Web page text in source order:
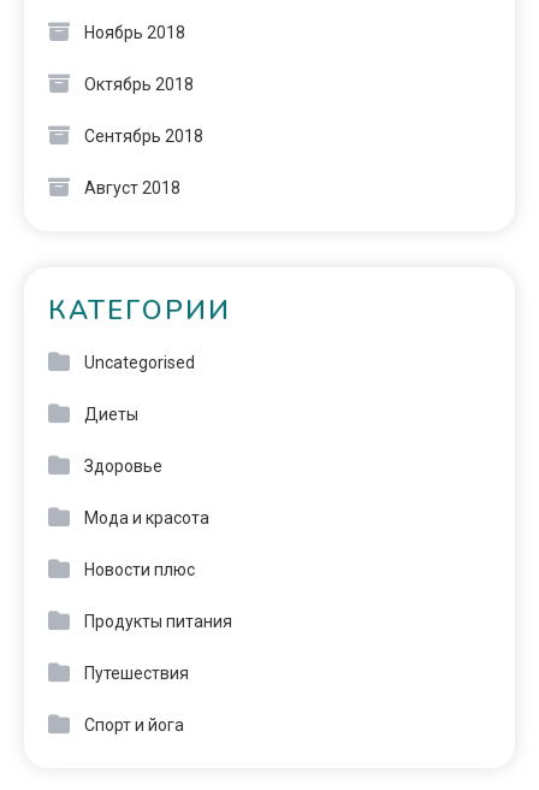
Ноябрь 2018
Октябрь 2018
Сентябрь 2018
Август 2018
КАТЕГОРИИ
Uncategorised
Диеты
Здоровье
Мода и красота
Новости плюс
Продукты питания
Путешествия
Спорт и йога